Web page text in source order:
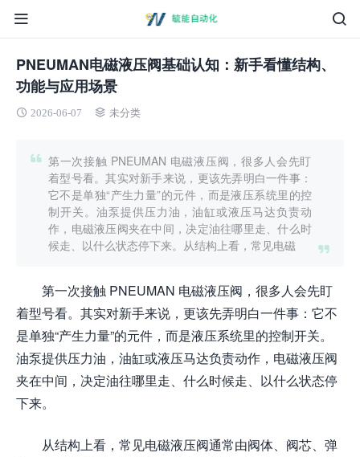
PNEUMAN电磁液压阀基础认知：新手看懂结构、
功能与应用场景
2026-06-07 未分类
第一次接触 PNEUMAN 电磁液压阀，很多人会先盯
着型号看。其实对新手来说，更该先弄明白一件事：
它不是单独“产生力量”的元件，而是液压系统里的控
制开关。油泵提供压力油，油缸或液压马达负责动
作，电磁液压阀夹在中间，决定油往哪里走、什么时
候走、以什么状态停下来。从结构上看，常见电磁
第一次接触 PNEUMAN 电磁液压阀，很多人会先盯
着型号看。其实对新手来说，更该先弄明白一件事：它不
是单独“产生力量”的元件，而是液压系统里的控制开关。
油泵提供压力油，油缸或液压马达负责动作，电磁液压阀
夹在中间，决定油往哪里走、什么时候走、以什么状态停
下来。
从结构上看，常见电磁液压阀通常由阀体、阀芯、弹